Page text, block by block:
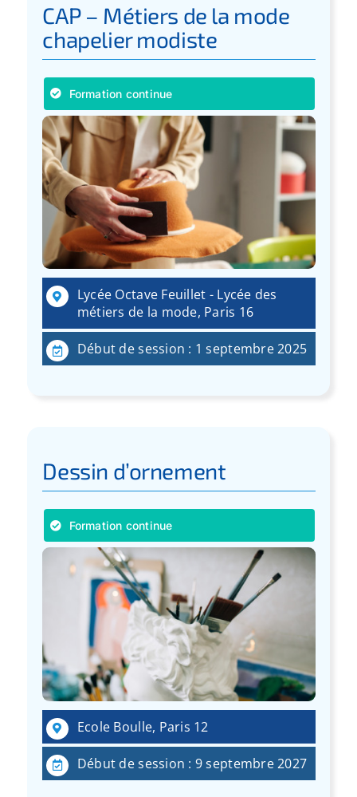
CAP – Métiers de la mode
chapelier modiste
Formation continue
Lycée Octave Feuillet - Lycée des
métiers de la mode, Paris 16
Début de session : 1 septembre 2025
Dessin d’ornement
Formation continue
Ecole Boulle, Paris 12
Début de session : 9 septembre 2027